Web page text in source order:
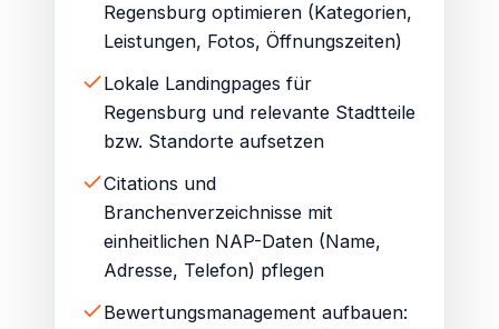
Regensburg optimieren (Kategorien,
Leistungen, Fotos, Öffnungszeiten)
Lokale Landingpages für
Regensburg und relevante Stadtteile
bzw. Standorte aufsetzen
Citations und
Branchenverzeichnisse mit
einheitlichen NAP-Daten (Name,
Adresse, Telefon) pflegen
Bewertungsmanagement aufbauen: